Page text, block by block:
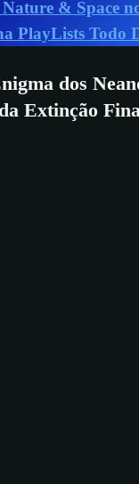
& Space
PlayLists Todo
dos
Extinção